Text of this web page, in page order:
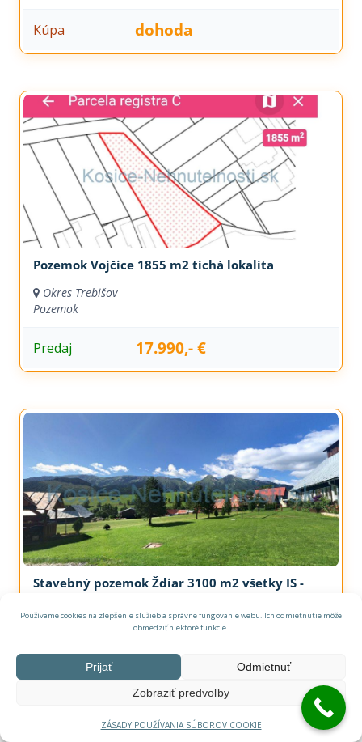
Používame cookies na zlepšenie služieb a správne fungovanie webu. Ich odmietnutie môže
obmedziť niektoré funkcie.
Prijať
Odmietnuť
Zobraziť predvoľby
ZÁSADY POUŽÍVANIA SÚBOROV COOKIE
Kúpa dohoda
Pozemok Vojčice 1855 m2 tichá lokalita
Okres Trebišov
Pozemok
Predaj 17.990,- €
Stavebný pozemok Ždiar 3100 m2 všetky IS -
Ždiar, Prešovský kraj
Predaj 130,- €